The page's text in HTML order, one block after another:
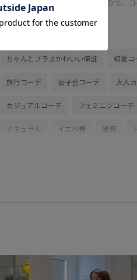
きるので、
関連タグ
ちゃんとプラスかわいい保証 初夏コ
旅行コーデ 女子会コーデ 大人
カジュアルコーデ フェミニンコーデ
ナチュラル イエベ春 敏感
カットソー カラーニット カー